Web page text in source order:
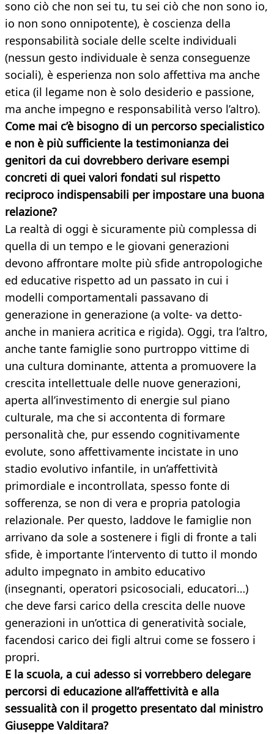
sono ciò che non sei tu, tu sei ciò che non sono io,
io non sono onnipotente), è coscienza della
responsabilità sociale delle scelte individuali
(nessun gesto individuale è senza conseguenze
sociali), è esperienza non solo affettiva ma anche
etica (il legame non è solo desiderio e passione,
ma anche impegno e responsabilità verso l’altro).
Come mai c’è bisogno di un percorso specialistico
e non è più sufficiente la testimonianza dei
genitori da cui dovrebbero derivare esempi
concreti di quei valori fondati sul rispetto
reciproco indispensabili per impostare una buona
relazione?
La realtà di oggi è sicuramente più complessa di
quella di un tempo e le giovani generazioni
devono affrontare molte più sfide antropologiche
ed educative rispetto ad un passato in cui i
modelli comportamentali passavano di
generazione in generazione (a volte- va detto-
anche in maniera acritica e rigida). Oggi, tra l’altro,
anche tante famiglie sono purtroppo vittime di
una cultura dominante, attenta a promuovere la
crescita intellettuale delle nuove generazioni,
aperta all’investimento di energie sul piano
culturale, ma che si accontenta di formare
personalità che, pur essendo cognitivamente
evolute, sono affettivamente incistate in uno
stadio evolutivo infantile, in un’affettività
primordiale e incontrollata, spesso fonte di
sofferenza, se non di vera e propria patologia
relazionale. Per questo, laddove le famiglie non
arrivano da sole a sostenere i figli di fronte a tali
sfide, è importante l’intervento di tutto il mondo
adulto impegnato in ambito educativo
(insegnanti, operatori psicosociali, educatori…)
che deve farsi carico della crescita delle nuove
generazioni in un’ottica di generatività sociale,
facendosi carico dei figli altrui come se fossero i
propri.
E la scuola, a cui adesso si vorrebbero delegare
percorsi di educazione all’affettività e alla
sessualità con il progetto presentato dal ministro
Giuseppe Valditara?